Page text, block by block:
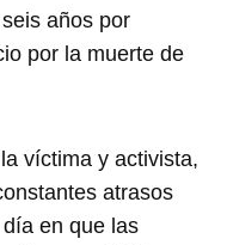
años por
por la muerte de
víctima y activista,
atrasos
en que las